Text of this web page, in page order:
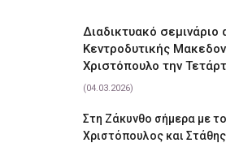
Διαδικτυακό
Κεντροδυτικής
Χριστόπουλο την
(04.03.2026)
Στη Ζάκυνθο σήμερα με
Χριστόπουλος και